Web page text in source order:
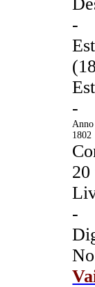
-
-
1802
-
No